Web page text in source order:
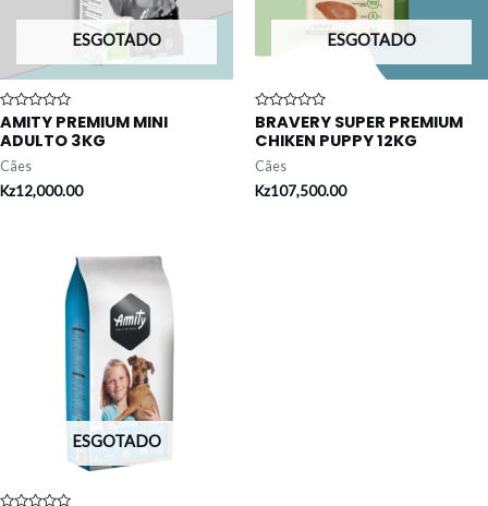
ESGOTADO
Avaliação
0
de
5
AMITY PREMIUM MINI
ADULTO 3KG
Cães
Kz12,000.00
ESGOTADO
Avaliação
0
de
5
BRAVERY SUPER PREMIUM
CHIKEN PUPPY 12KG
Cães
Kz107,500.00
ESGOTADO